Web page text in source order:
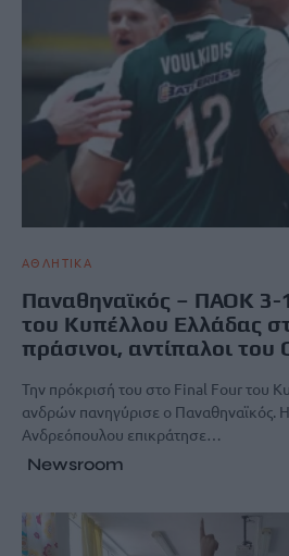
ΑΘΛΗΤΙΚΑ
Παναθηναϊκός – ΠΑΟΚ 3-
του Κυπέλλου Ελλάδας
πράσινοι, αντίπαλοι
Την πρόκρισή του στο Final Four του
ανδρών πανηγύρισε ο Παναθηναϊκός.
Ανδρεόπουλου επικράτησε…
Newsroom